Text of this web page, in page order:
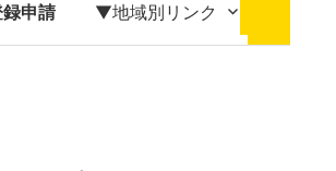
申請 ▼地域別リンク